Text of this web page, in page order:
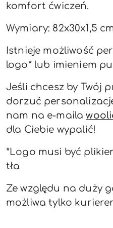
komfort ćwiczeń.
Wymiary: 82x30x1,5
Istnieje możliwość
logo* lub imieniem
Jeśli chcesz by Twój
dorzuć
nam na e-maila
dla Ciebie wypalić!
*Logo musi być
tła
Ze względu na duży
możliwa tylko